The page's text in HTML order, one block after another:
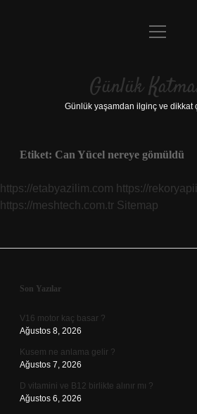
Anasayfa
Yasal Uyarı
menüyü
Günlük
Günlük yaşamdan ilginç ve dikkat
Etiket: Can Yücel nereye gömüldü
https://etabyazilim.com https://
https://meshtech.com.tr Sitemap
Sidebar
Son Yazılar
V16 motor kaç basar ?
Ağustos 8, 2026
Kusem ne anlama gelir ?
Ağustos 7, 2026
D vitamini ve B12 birlikte alınır mı ?
Ağustos 6, 2026